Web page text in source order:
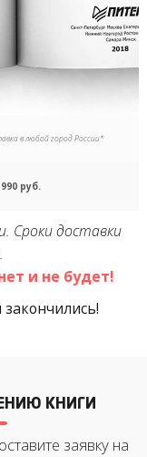
в любой город России*
990 руб.
Сроки доставки
и не будет!
КНИГИ
заявку на